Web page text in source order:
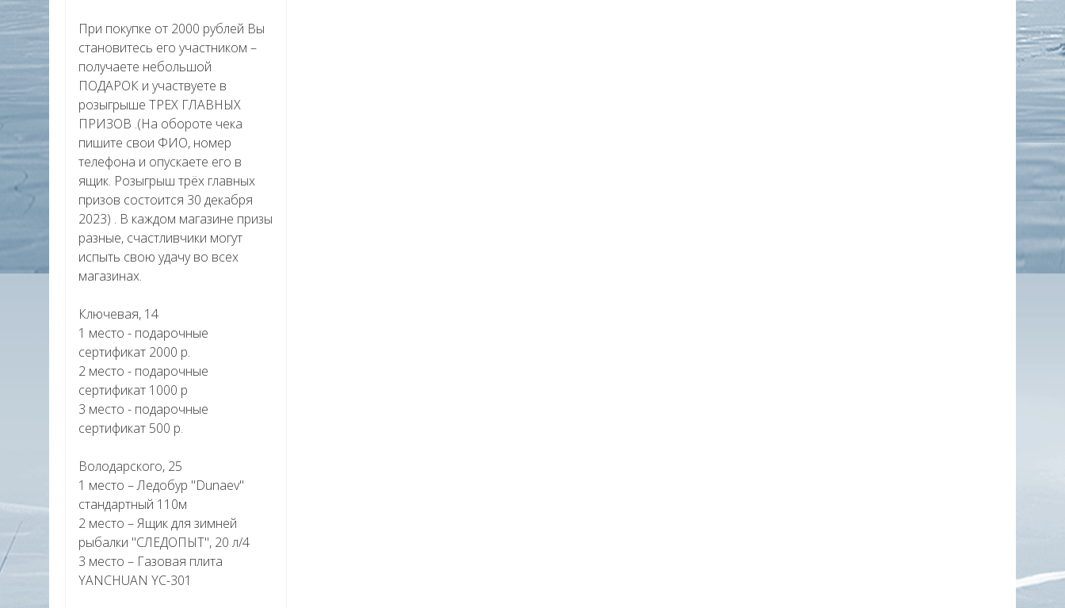
При покупке от 2000 рублей Вы
становитесь его участником –
получаете небольшой
ПОДАРОК и участвуете в
розыгрыше ТРЕХ ГЛАВНЫХ
ПРИЗОВ .(На обороте чека
пишите свои ФИО, номер
телефона и опускаете его в
ящик. Розыгрыш трёх главных
призов состоится 30 декабря
2023) . В каждом магазине призы
разные, счастливчики могут
испыть свою удачу во всех
магазинах.
Ключевая, 14
1 место - подарочные
сертификат 2000 р.
2 место - подарочные
сертификат 1000 р
3 место - подарочные
сертификат 500 р.
Володарского, 25
1 место – Ледобур "Dunaev"
стандартный 110м
2 место – Ящик для зимней
рыбалки "СЛЕДОПЫТ", 20 л/4
3 место – Газовая плита
YANCHUAN YC-301